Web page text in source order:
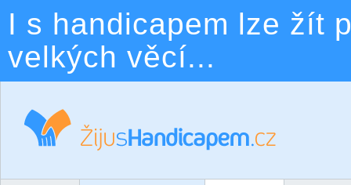
I s handicapem lze žít
velkých věcí...